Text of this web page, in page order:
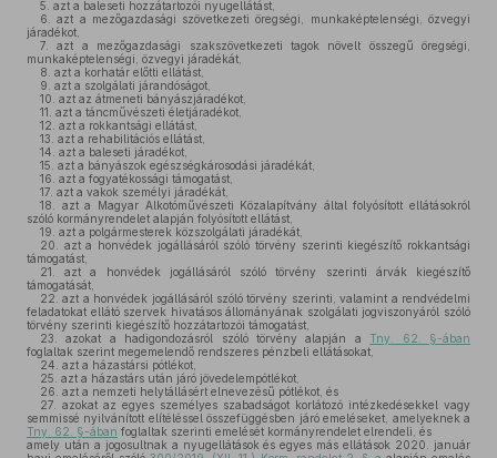
5. azt a baleseti hozzátartozói nyugellátást,
6.
azt a mezőgazdasági szövetkezeti öregségi, munkaképtelenségi, özvegyi
járadékot,
7.
azt a mezőgazdasági szakszövetkezeti tagok növelt összegű öregségi,
munkaképtelenségi, özvegyi járadékát,
8. azt a korhatár előtti ellátást,
9. azt a szolgálati járandóságot,
10. azt az átmeneti bányászjáradékot,
11. azt a táncművészeti életjáradékot,
12. azt a rokkantsági ellátást,
13. azt a rehabilitációs ellátást,
14. azt a baleseti járadékot,
15. azt a bányászok egészségkárosodási járadékát,
16. azt a fogyatékossági támogatást,
17. azt a vakok személyi járadékát,
18.
azt a Magyar Alkotóművészeti Közalapítvány által folyósított ellátásokról
szóló kormányrendelet alapján folyósított ellátást,
19. azt a polgármesterek közszolgálati járadékát,
20.
azt a honvédek jogállásáról szóló törvény szerinti kiegészítő rokkantsági
támogatást,
21.
azt a honvédek jogállásáról szóló törvény szerinti árvák kiegészítő
támogatását,
22. azt a honvédek jogállásáról szóló törvény szerinti, valamint a rendvédelmi
feladatokat ellátó szervek hivatásos állományának szolgálati jogviszonyáról szóló
törvény szerinti kiegészítő hozzátartozói támogatást,
23.
azokat a hadigondozásról szóló törvény alapján a Tny. 62. §-ában
foglaltak szerint megemelendő rendszeres pénzbeli ellátásokat,
24. azt a házastársi pótlékot,
25. azt a házastárs után járó jövedelempótlékot,
26. azt a nemzeti helytállásért elnevezésű pótlékot, és
27.
azokat az egyes személyes szabadságot korlátozó intézkedésekkel vagy
semmissé nyilvánított elítéléssel összefüggésben járó emeléseket, amelyeknek a
Tny. 62. §-ában foglaltak szerinti emelését kormányrendelet elrendeli, és
amely után a jogosultnak a nyugellátások és egyes más ellátások 2020. január